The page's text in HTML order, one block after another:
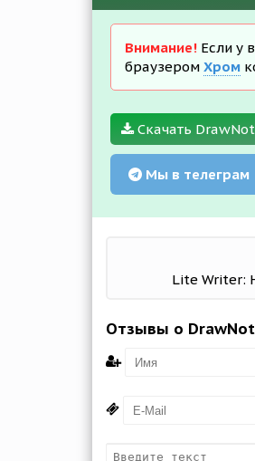
Внимание! Если у
браузером Хром
Скачать
Мы в телеграм
Lite Writer:
Отзывы о